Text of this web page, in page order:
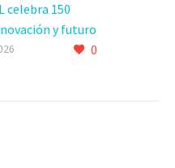
celebra 150
y futuro
0